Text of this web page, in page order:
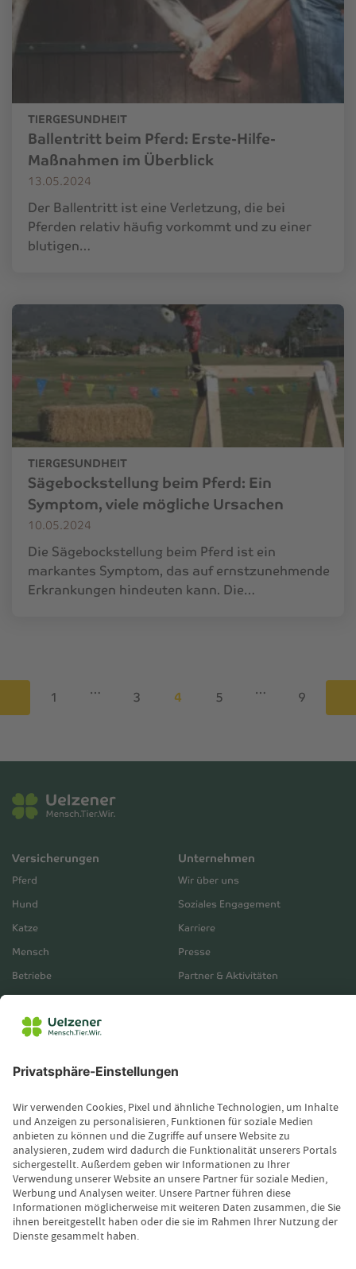
TIERGESUNDHEIT
Ballentritt beim Pferd: Erste-Hilfe-
Maßnahmen im Überblick
13.05.2024
Der Ballentritt ist eine Verletzung, die bei
Pferden relativ häufig vorkommt und zu einer
blutigen…
TIERGESUNDHEIT
Sägebockstellung beim Pferd: Ein
Symptom, viele mögliche Ursachen
10.05.2024
Die Sägebockstellung beim Pferd ist ein
markantes Symptom, das auf ernstzunehmende
Erkrankungen hindeuten kann. Die…
1 … 3 4 5 … 9
Versicherungen
Pferd
Hund
Katze
Mensch
Betriebe
Unternehmen
Wir über uns
Soziales Engagement
Karriere
Presse
Partner & Aktivitäten
Service
Kontakt
Produktinformationen anfordern
Wissenswertes
Magazin
Newsletter-Anmeldung